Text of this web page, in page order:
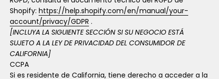
Shopify: https://help.shopify.com/en/manual/your-
account/privacy/GDPR .
[INCLUYA LA SIGUIENTE SECCIÓN SI SU NEGOCIO ESTÁ
SUJETO A LA LEY DE PRIVACIDAD DEL CONSUMIDOR DE
CALIFORNIA]
CCPA
Si es residente de California, tiene derecho a acceder a la